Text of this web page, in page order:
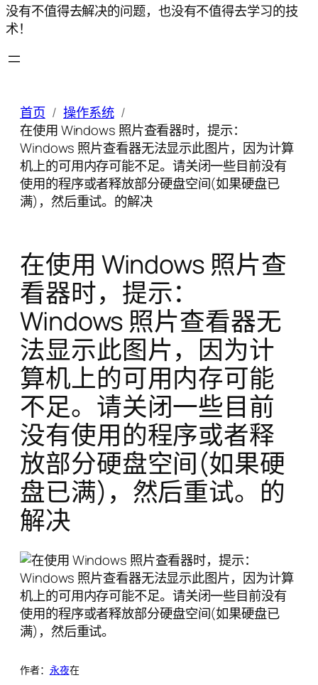
没有不值得去解决的问题，也没有不值得去学习的技
术！
首页
操作系统
在使用 Windows 照片查看器时，提示：
Windows 照片查看器无法显示此图片，因为计算
机上的可用内存可能不足。请关闭一些目前没有
使用的程序或者释放部分硬盘空间(如果硬盘已
满)，然后重试。的解决
在使用 Windows 照片查
看器时，提示：
Windows 照片查看器无
法显示此图片，因为计
算机上的可用内存可能
不足。请关闭一些目前
没有使用的程序或者释
放部分硬盘空间(如果硬
盘已满)，然后重试。的
解决
作者： 永夜在